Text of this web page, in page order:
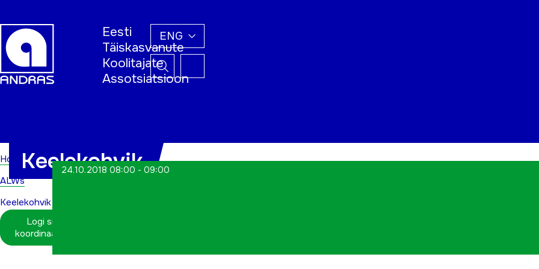
Eesti
Täiskasvanute
Koolitajate
Assotsiatsioon
ENG
Home
ALWs
Keelekohvik
Logi sisse
koordinaatorina
Keelekohvik
24.10.2018 08:00 - 09:00